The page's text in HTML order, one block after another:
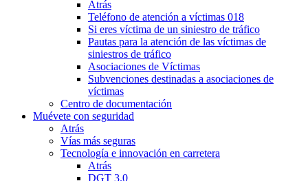
Atrás
Teléfono de atención a víctimas 018
Si eres víctima de un siniestro de tráfico
Pautas para la atención de las víctimas de
siniestros de tráfico
Asociaciones de Víctimas
Subvenciones destinadas a asociaciones de
víctimas
Centro de documentación
Muévete con seguridad
Atrás
Vías más seguras
Tecnología e innovación en carretera
Atrás
DGT 3.0